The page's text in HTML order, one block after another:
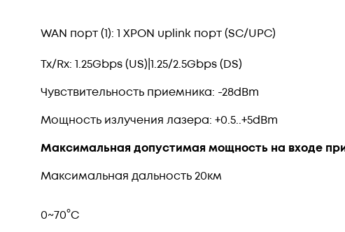
WAN порт (1): 1 XPON uplink порт (SC/UPC)
Tx/Rx: 1.25Gbps (US)|1.25/2.5Gbps (DS)
Чувствительность приемника: -28dBm
Мощность излучения лазера: +0.5..+5dBm
Максимальная допустимая мощность на входе
Максимальная дальность 20км
0~70°C